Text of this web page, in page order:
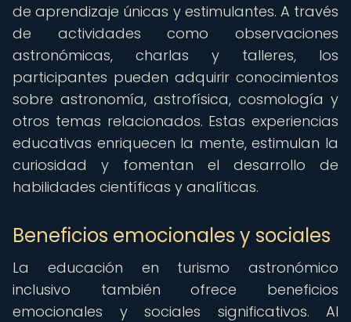
de aprendizaje únicas y estimulantes. A través
de actividades como observaciones
astronómicas, charlas y talleres, los
participantes pueden adquirir conocimientos
sobre astronomía, astrofísica, cosmología y
otros temas relacionados. Estas experiencias
educativas enriquecen la mente, estimulan la
curiosidad y fomentan el desarrollo de
habilidades científicas y analíticas.
Beneficios emocionales y sociales
La educación en turismo astronómico
inclusivo también ofrece beneficios
emocionales y sociales significativos. Al